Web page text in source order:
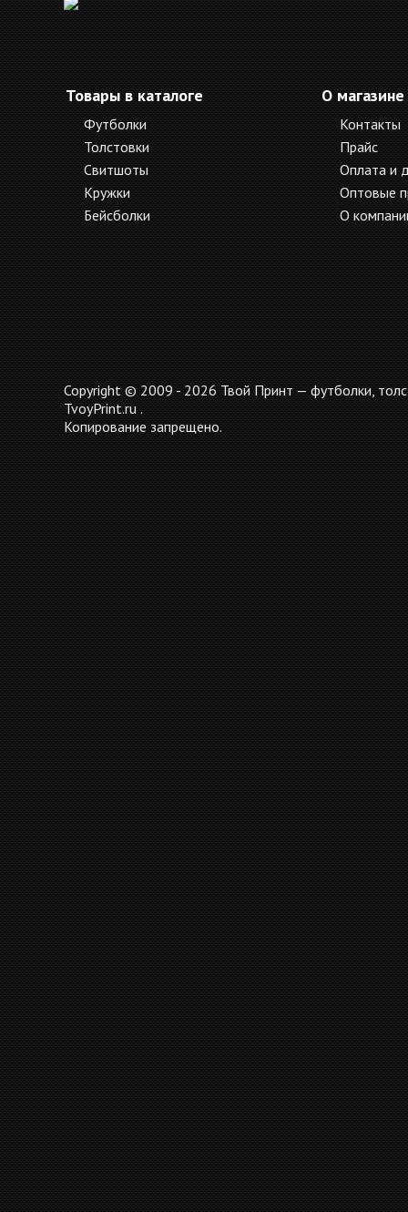
Товары в каталоге
Футболки
Толстовки
Свитшоты
Кружки
Бейсболки
О магазине
Контакты
Прайс
Оплата и
Оптовые
О
Copyright © 2009 - 2026 Твой Принт — футболки,
TvoyPrint.ru .
Копирование запрещено.